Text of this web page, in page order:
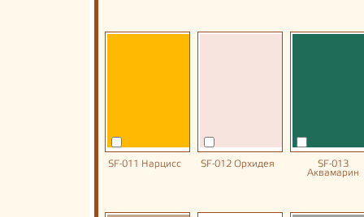
SF-011 Нарцисс SF-012 Орхидея SF-013
Аквамарин